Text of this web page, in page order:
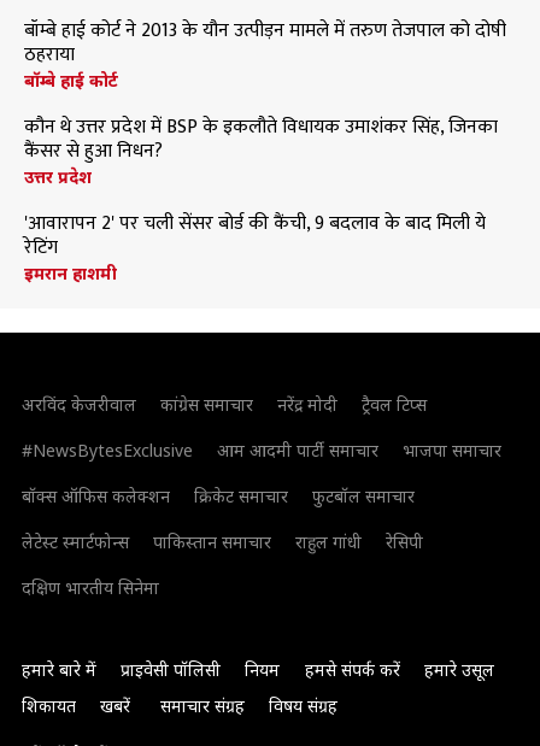
बॉम्बे हाई कोर्ट ने 2013 के यौन उत्पीड़न मामले में तरुण तेजपाल को दोषी
ठहराया
बॉम्बे हाई कोर्ट
कौन थे उत्तर प्रदेश में BSP के इकलौते विधायक उमाशंकर सिंह, जिनका
कैंसर से हुआ निधन?
उत्तर प्रदेश
'आवारापन 2' पर चली सेंसर बोर्ड की कैंची, 9 बदलाव के बाद मिली ये
रेटिंग
इमरान हाशमी
अरविंद केजरीवाल कांग्रेस समाचार नरेंद्र मोदी
ट्रैवल टिप्स
#NewsBytesExclusive
आम आदमी पार्टी समाचार
भाजपा समाचार
बॉक्स ऑफिस कलेक्शन
क्रिकेट समाचार
फुटबॉल समाचार
लेटेस्ट स्मार्टफोन्स
पाकिस्तान समाचार राहुल गांधी
रेसिपी
दक्षिण भारतीय सिनेमा
हमारे बारे में प्राइवेसी पॉलिसी नियम हमसे संपर्क करें
हमारे उसूल
शिकायत
खबरें समाचार संग्रह विषय संग्रह